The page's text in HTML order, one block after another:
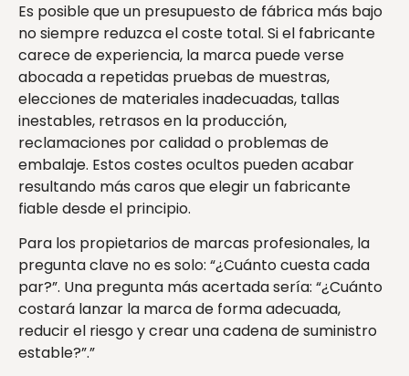
Es posible que un presupuesto de fábrica más bajo
no siempre reduzca el coste total. Si el fabricante
carece de experiencia, la marca puede verse
abocada a repetidas pruebas de muestras,
elecciones de materiales inadecuadas, tallas
inestables, retrasos en la producción,
reclamaciones por calidad o problemas de
embalaje. Estos costes ocultos pueden acabar
resultando más caros que elegir un fabricante
fiable desde el principio.
Para los propietarios de marcas profesionales, la
pregunta clave no es solo: “¿Cuánto cuesta cada
par?”. Una pregunta más acertada sería: “¿Cuánto
costará lanzar la marca de forma adecuada,
reducir el riesgo y crear una cadena de suministro
estable?”.”